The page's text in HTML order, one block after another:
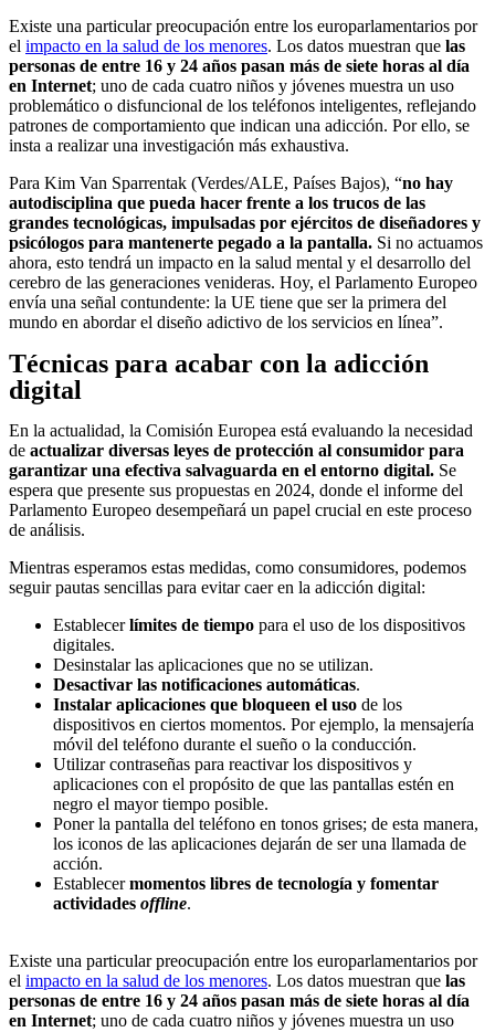
Existe una particular preocupación entre los europarlamentarios por
el impacto en la salud de los menores. Los datos muestran que las
personas de entre 16 y 24 años pasan más de siete horas al día
en Internet; uno de cada cuatro niños y jóvenes muestra un uso
problemático o disfuncional de los teléfonos inteligentes, reflejando
patrones de comportamiento que indican una adicción. Por ello, se
insta a realizar una investigación más exhaustiva.
Para Kim Van Sparrentak (Verdes/ALE, Países Bajos), “no hay
autodisciplina que pueda hacer frente a los trucos de las
grandes tecnológicas, impulsadas por ejércitos de diseñadores y
psicólogos para mantenerte pegado a la pantalla. Si no actuamos
ahora, esto tendrá un impacto en la salud mental y el desarrollo del
cerebro de las generaciones venideras. Hoy, el Parlamento Europeo
envía una señal contundente: la UE tiene que ser la primera del
mundo en abordar el diseño adictivo de los servicios en línea”.
Técnicas para acabar con la adicción
digital
En la actualidad, la Comisión Europea está evaluando la necesidad
de actualizar diversas leyes de protección al consumidor para
garantizar una efectiva salvaguarda en el entorno digital. Se
espera que presente sus propuestas en 2024, donde el informe del
Parlamento Europeo desempeñará un papel crucial en este proceso
de análisis.
Mientras esperamos estas medidas, como consumidores, podemos
seguir pautas sencillas para evitar caer en la adicción digital:
Establecerlímites de tiempo para el uso de los dispositivos
digitales.
Desinstalar las aplicaciones que no se utilizan.
Desactivar las notificaciones automáticas.
Instalar aplicaciones que bloqueen el uso de los
dispositivos en ciertos momentos. Por ejemplo, la mensajería
móvil del teléfono durante el sueño o la conducción.
Utilizar contraseñas para reactivar los dispositivos y
aplicaciones con el propósito de que las pantallas estén en
negro el mayor tiempo posible.
Poner la pantalla del teléfono en tonos grises; de esta manera,
los iconos de las aplicaciones dejarán de ser una llamada de
acción.
Establecermomentos libres de tecnología y fomentar
actividades offline.
Existe una particular preocupación entre los europarlamentarios por
el impacto en la salud de los menores. Los datos muestran que las
personas de entre 16 y 24 años pasan más de siete horas al día
en Internet; uno de cada cuatro niños y jóvenes muestra un uso